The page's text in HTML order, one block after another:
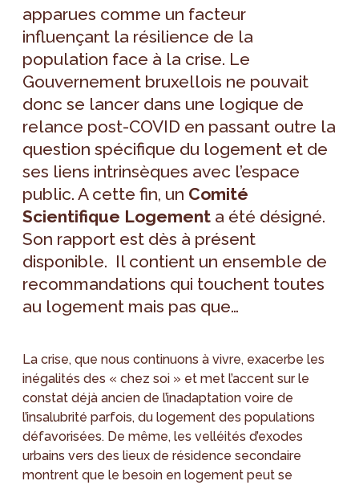
apparues comme un facteur
influençant la résilience de la
population face à la crise. Le
Gouvernement bruxellois ne pouvait
donc se lancer dans une logique de
relance post-COVID en passant outre la
question spécifique du logement et de
ses liens intrinsèques avec l’espace
public. A cette fin, un Comité
Scientifique Logement a été désigné.
Son rapport est dès à présent
disponible. Il contient un ensemble de
recommandations qui touchent toutes
au logement mais pas que…
La crise, que nous continuons à vivre, exacerbe les
inégalités des « chez soi » et met l’accent sur le
constat déjà ancien de l’inadaptation voire de
l’insalubrité parfois, du logement des populations
défavorisées. De même, les velléités d’exodes
urbains vers des lieux de résidence secondaire
montrent que le besoin en logement peut se